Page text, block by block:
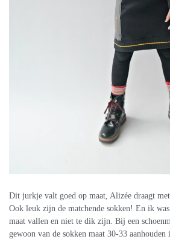
Dit jurkje valt goed op maat, Alizée draagt
Ook leuk zijn de matchende sokken! En ik
maat vallen en niet te dik zijn. Bij een
gewoon van de sokken maat 30-33